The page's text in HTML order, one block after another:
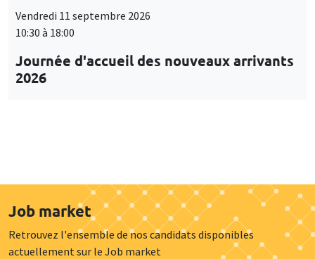
Vendredi 11 septembre 2026
10:30 à 18:00
Journée d'accueil des nouveaux arrivants
2026
Job market
Retrouvez l'ensemble de nos candidats disponibles
actuellement sur le Job market